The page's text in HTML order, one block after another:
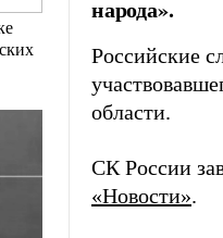
народа».
Российские
области.
СК России
«Новости».